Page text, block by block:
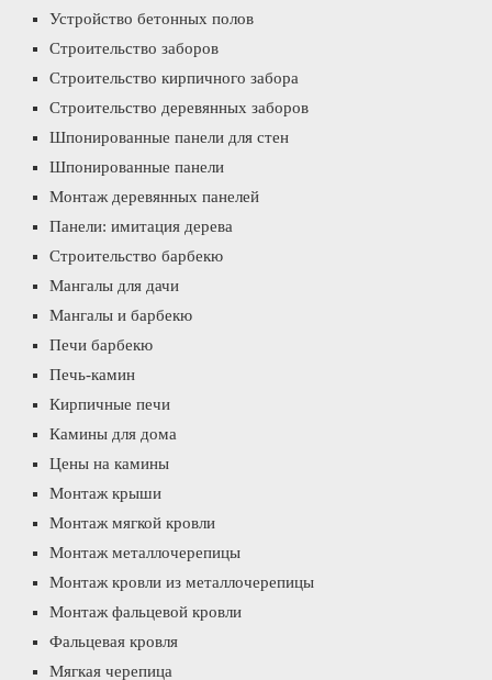
Устройство бетонных полов
Строительство заборов
Строительство кирпичного забора
Строительство деревянных заборов
Шпонированные панели для стен
Шпонированные панели
Монтаж деревянных панелей
Панели: имитация дерева
Строительство барбекю
Мангалы для дачи
Мангалы и барбекю
Печи барбекю
Печь-камин
Кирпичные печи
Камины для дома
Цены на камины
Монтаж крыши
Монтаж мягкой кровли
Монтаж металлочерепицы
Монтаж кровли из металлочерепицы
Монтаж фальцевой кровли
Фальцевая кровля
Мягкая черепица